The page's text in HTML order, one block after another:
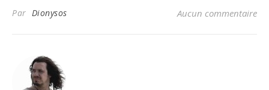
Par Dionysos Aucun commentaire